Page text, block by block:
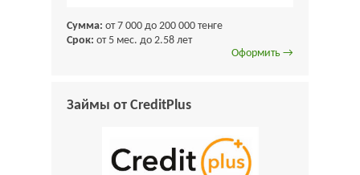
Сумма: от 7 000 до 200 000 тенге
Срок: от 5 мес. до 2.58 лет
Оформить →
Займы от CreditPlus